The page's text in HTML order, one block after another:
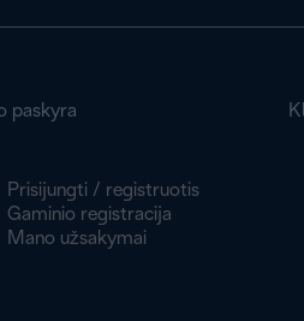
paskyra
Prisijungti / registruotis
Gaminio registracija
Mano užsakymai